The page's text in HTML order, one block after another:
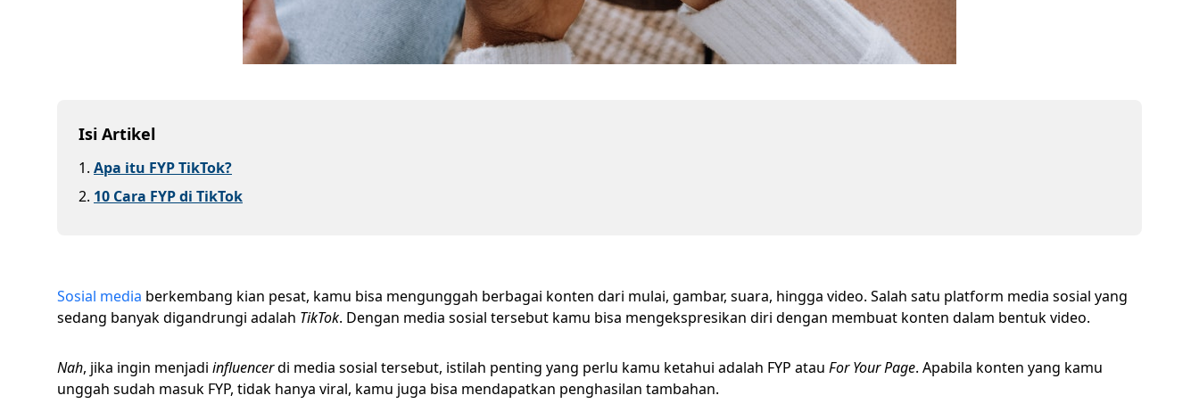
Isi Artikel
1. Apa itu FYP TikTok?
2. 10 Cara FYP di TikTok
Sosial media berkembang kian pesat, kamu bisa mengunggah berbagai konten dari mulai, gambar, suara, hingga video. Salah satu platform media sosial yang
sedang banyak digandrungi adalah TikTok. Dengan media sosial tersebut kamu bisa mengekspresikan diri dengan membuat konten dalam bentuk video.
Nah, jika ingin menjadi influencerdi media sosial tersebut, istilah penting yang perlu kamu ketahui adalah FYP atau For Your Page. Apabila konten yang kamu
unggah sudah masuk FYP, tidak hanya viral, kamu juga bisa mendapatkan penghasilan tambahan.